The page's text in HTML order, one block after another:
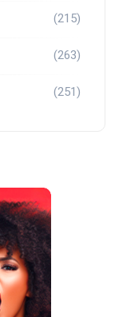
(215)
(263)
(251)